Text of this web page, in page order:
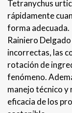
Tetranychus
rápidamente
forma adecuada.
Rainiero
incorrectas, las
rotación de
fenómeno.
manejo técnico y
eficacia de los